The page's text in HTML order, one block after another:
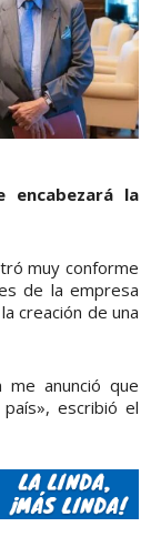
la
muy conforme
de la empresa
creación de una
me anunció que
escribió el